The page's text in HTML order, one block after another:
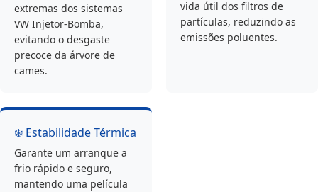
extremas dos sistemas
VW Injetor-Bomba,
evitando o desgaste
precoce da árvore de
cames.
vida útil dos filtros de
partículas, reduzindo as
emissões poluentes.
❄️ Estabilidade Térmica
Garante um arranque a
frio rápido e seguro,
mantendo uma película